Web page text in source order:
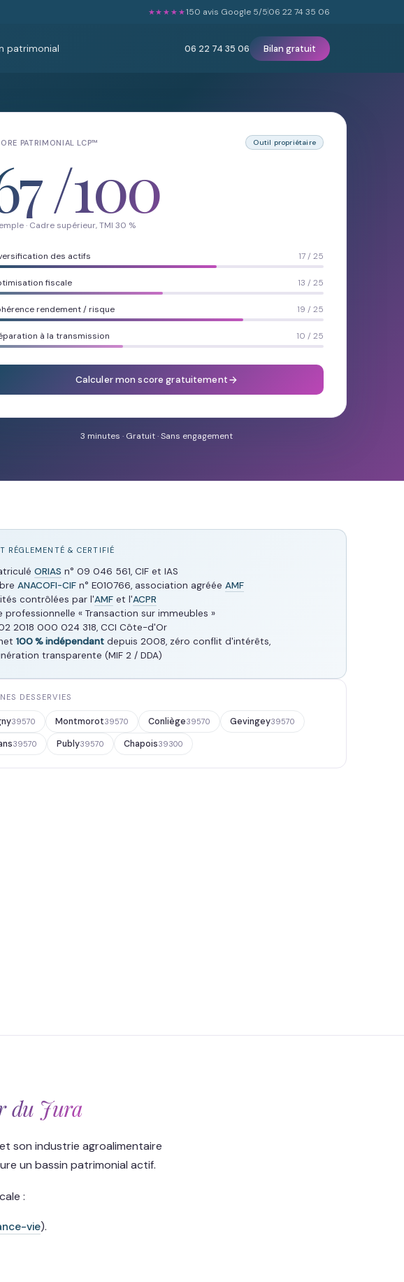
★★★★★150 avis Google 5/506 22 74 35 06
patrimonial 06 22 74 35 06 Bilan gratuit
PATRIMONIAL LCP™ Outil propriétaire
/100
· Cadre supérieur, TMI 30 %
des actifs 17 / 25
fiscale 13 / 25
rendement / risque 19 / 25
à la transmission 10 / 25
Calculer mon score gratuitement
3 minutes · Gratuit · Sans engagement
RÉGLEMENTÉ & CERTIFIÉ
ORIAS n° 09 046 561, CIF et IAS
ANACOFI-CIF n° E010766, association agréée AMF
contrôlées par l'AMF et l'ACPR
professionnelle « Transaction sur immeubles »
2018 000 024 318, CCI Côte-d'Or
100 % indépendant depuis 2008, zéro conflit d'intérêts,
transparente (MIF 2 / DDA)
DESSERVIES
39570 Montmorot39570 Conliège39570 Gevingey39570
39570 Publy39570 Chapois39300
du Jura
son industrie agroalimentaire
un bassin patrimonial actif.
:
vie).